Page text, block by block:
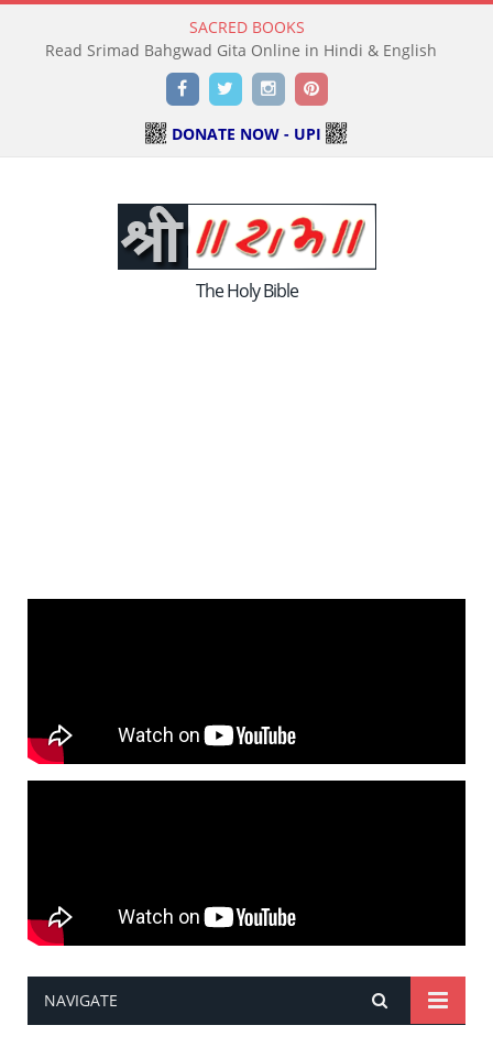
SACRED BOOKS
Read Srimad Bahgwad Gita Online in Hindi & English
FacebookTwitterInstagramPinterest
DONATE NOW - UPI
The Holy Bible
NAVIGATE